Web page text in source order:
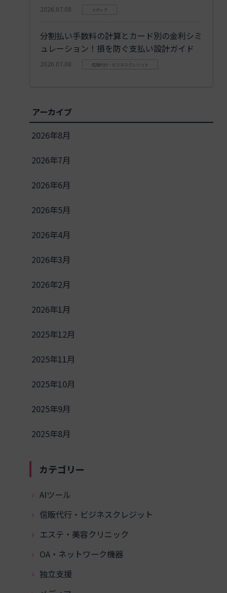
2026.07.08 メディア
分割払い手数料の計算とカード別の金利シミ
ュレーション！損を防ぐ支払い設計ガイド
2026.07.08 信販代行・ビジネスクレジット
アーカイブ
2026年8月
2026年7月
2026年6月
2026年5月
2026年4月
2026年3月
2026年2月
2026年1月
2025年12月
2025年11月
2025年10月
2025年9月
2025年8月
カテゴリー
AIツール
信販代行・ビジネスクレジット
エステ・美容クリニック
OA・ネットワーク機器
独立支援